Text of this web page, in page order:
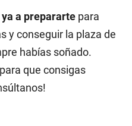
a prepararte para
y conseguir la plaza de
habías soñado.
que consigas